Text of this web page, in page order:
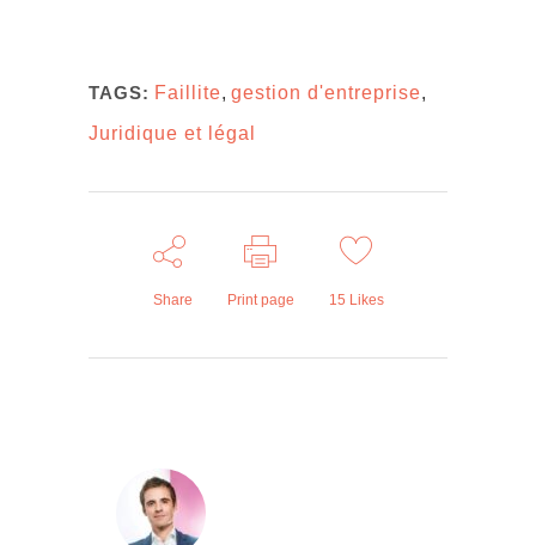
TAGS: Faillite, gestion d'entreprise,
Juridique et légal
Share Print page 15 Likes